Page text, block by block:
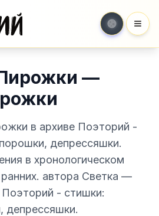
—
в архиве Поэторий -
депрессяшки.
в хронологическом
автора Светка —
- стишки:
депрессяшки.